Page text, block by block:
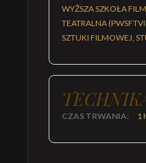
WYŻSZA SZKOŁA
TEATRALNA
SZTUKI FILMOWEJ,
CZAS TRWANIA: 1